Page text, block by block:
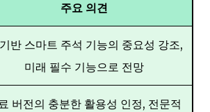
주요 의견
반 스마트 주석 기능의 중요성 강조,
미래 필수 기능으로 전망
버전의 충분한 활용성 인정, 전문적